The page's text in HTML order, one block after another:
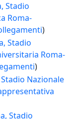
Stadio
Roma-
)
Stadio
Roma-
)
Nazionale
Stadio